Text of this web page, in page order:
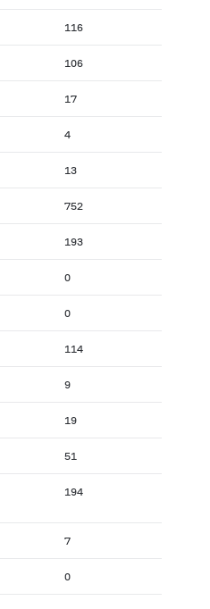
116
106
17
4
13
752
193
0
0
114
9
19
51
194
7
0